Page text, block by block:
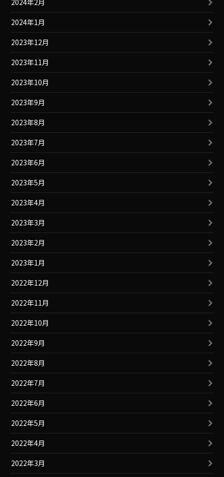
2024年1月
2023年12月
2023年11月
2023年10月
2023年9月
2023年8月
2023年7月
2023年6月
2023年5月
2023年4月
2023年3月
2023年2月
2023年1月
2022年12月
2022年11月
2022年10月
2022年9月
2022年8月
2022年7月
2022年6月
2022年5月
2022年4月
2022年3月